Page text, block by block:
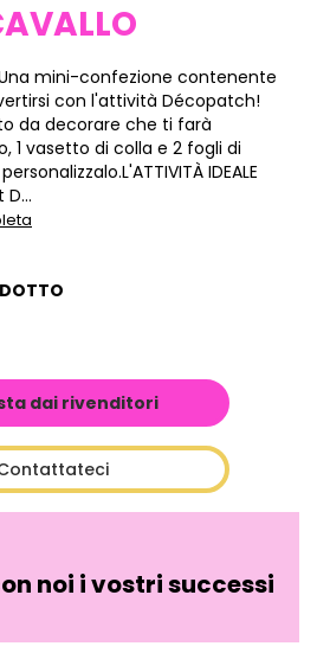
: Una mini-confezione contenente
con l'attività Décopatch!
da decorare che ti farà
1 vasetto di colla e 2 fogli di
IDEALE
D...
dai rivenditori
noi i vostri successi